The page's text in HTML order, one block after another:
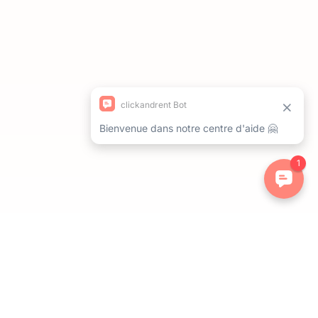
Personnalisez vos préférences pour contrôler la manière dont